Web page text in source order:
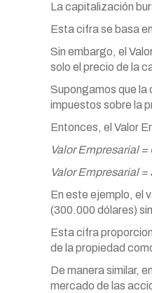
La capitalización
Esta cifra se basa
Sin embargo, el
solo el precio de la
Supongamos que la
impuestos sobre la
Entonces, el Valor
Valor Empresarial
Valor Empresarial
En este ejemplo, el
(300.000 dólares)
Esta cifra
de la propiedad
De manera similar,
mercado de las